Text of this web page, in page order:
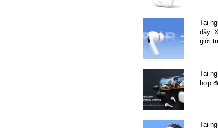
Tai
dây:
giới
Tai
hợp
Tai